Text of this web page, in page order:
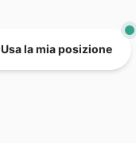
Usa la mia posizione